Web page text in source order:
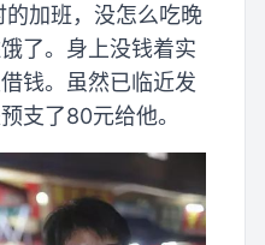
加班，没怎么吃晚
了。身上没钱着实
钱。虽然已临近发
支了80元给他。